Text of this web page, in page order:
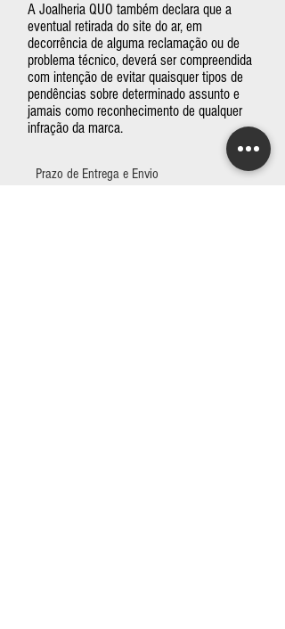
A Joalheria QUO também declara que a
eventual retirada do site do ar, em
decorrência de alguma reclamação ou de
problema técnico, deverá ser compreendida
com intenção de evitar quaisquer tipos de
pendências sobre determinado assunto e
jamais como reconhecimento de qualquer
infração da marca.
Prazo de Entrega e Envio